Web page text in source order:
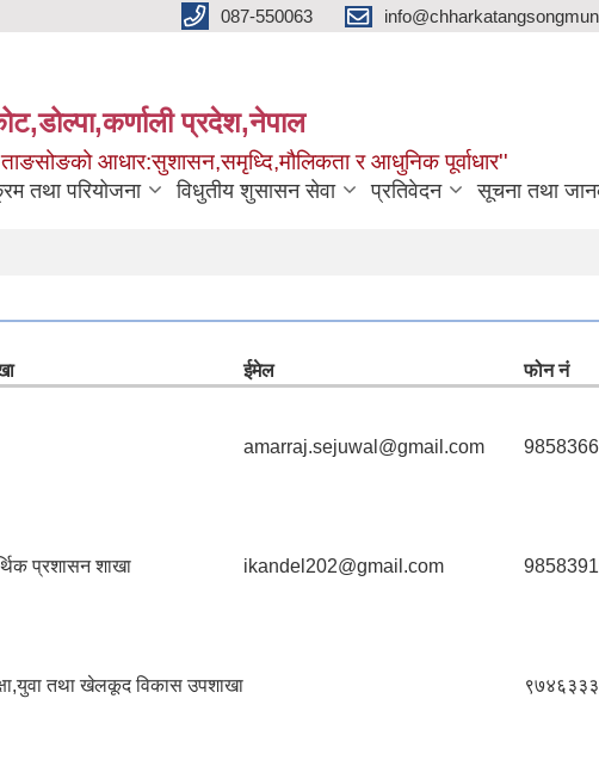
087-550063
प्रदेश,नेपाल
आधार:सुशासन,समृध्दि,मौलिकता र आधुनिक पूर्वाधार''
तथा परियोजना विधुतीय शुसासन सेवा प्रतिवेदन सूचना तथा
ईमेल फोन नं
amarraj.sejuwal@gmail.com
प्रशासन शाखा ikandel202@gmail.com
तथा खेलकूद विकास उपशाखा